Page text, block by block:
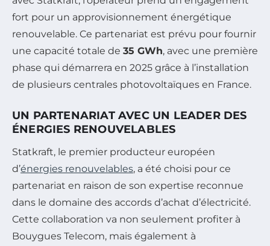
fort pour un approvisionnement énergétique
renouvelable. Ce partenariat est prévu pour fournir
une capacité totale de 35 GWh, avec une première
phase qui démarrera en 2025 grâce à l’installation
de plusieurs centrales photovoltaïques en France.
UN PARTENARIAT AVEC UN LEADER DES
ÉNERGIES RENOUVELABLES
Statkraft, le premier producteur européen
d’énergies renouvelables, a été choisi pour ce
partenariat en raison de son expertise reconnue
dans le domaine des accords d’achat d’électricité.
Cette collaboration va non seulement profiter à
Bouygues Telecom, mais également à